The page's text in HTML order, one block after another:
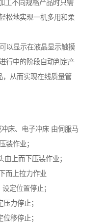
工不同规格产品时只需
松地实现一机多用和柔
以显示在液晶显示触摸
行中的阶段自动判定产
从而实现在线质量管
床、电子冲床 由伺服马
装作业；
上而下压装作业；
上拉力作业
定位置停止；
力停止；
移停止；